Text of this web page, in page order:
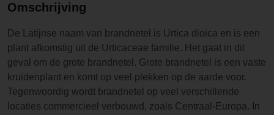
Omschrijving
De Latijnse naam van brandnetel is Urtica dioica en is een
plant afkomstig uit de Urticaceae familie. Het gaat in dit
geval om de grote brandnetel. Grote brandnetel is een vaste
kruidenplant en komt op veel plekken op de aarde voor.
Tegenwoordig wordt brandnetel op veel verschillende
locaties commercieel verbouwd, zoals Centraal-Europa. In